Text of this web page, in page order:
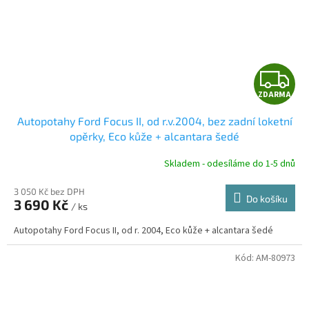
Z
D
R
ZDARMA
Autopotahy Ford Focus II, od r.v.2004, bez zadní loketní
opěrky, Eco kůže + alcantara šedé
Skladem - odesíláme do 1-5 dnů
3 050 Kč bez DPH
3 690 Kč / ks
Do košíku
Autopotahy Ford Focus II, od r. 2004, Eco kůže + alcantara šedé
Kód: AM-80973